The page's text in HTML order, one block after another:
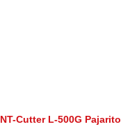
NT-Cutter L-500G Pajarito